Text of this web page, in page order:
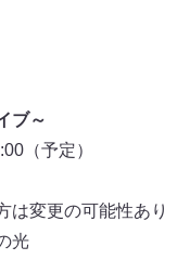
ブ～
（予定）
は変更の可能性あり
の光